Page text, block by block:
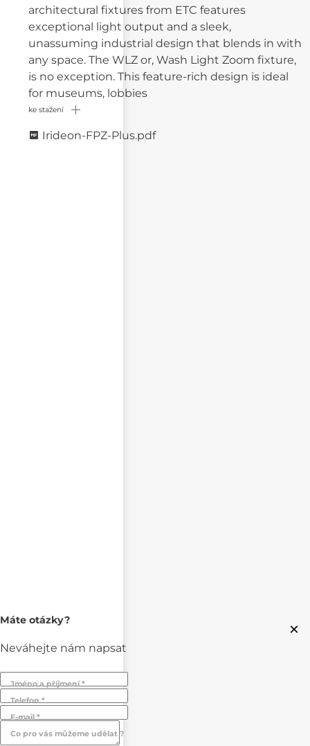
architectural fixtures from ETC features
exceptional light output and a sleek,
unassuming industrial design that blends in with
any space. The WLZ or, Wash Light Zoom fixture,
is no exception. This feature-rich design is ideal
for museums, lobbies
ke stažení
Irideon-FPZ-Plus.pdf
×
Máte otázky?
Neváhejte nám napsat
Jméno a příjmení *
Telefon *
E-mail *
Co pro vás můžeme udělat ?